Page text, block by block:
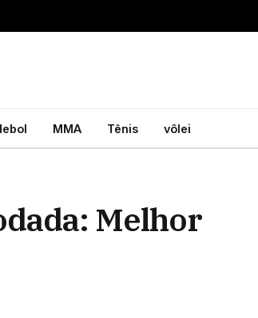
MMA Tênis vôlei
Melhor